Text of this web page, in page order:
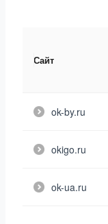
Сайт
ok-by.ru
okigo.ru
ok-ua.ru